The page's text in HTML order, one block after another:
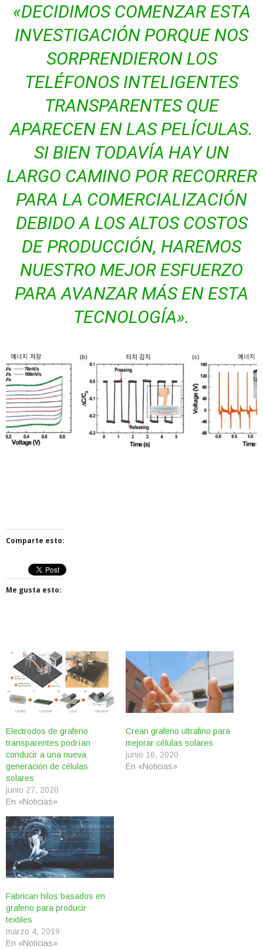
«DECIDIMOS COMENZAR ESTA
INVESTIGACIÓN PORQUE NOS
SORPRENDIERON LOS
TELÉFONOS INTELIGENTES
TRANSPARENTES QUE
APARECEN EN LAS PELÍCULAS.
SI BIEN TODAVÍA HAY UN
LARGO CAMINO POR RECORRER
PARA LA COMERCIALIZACIÓN
DEBIDO A LOS ALTOS COSTOS
DE PRODUCCIÓN, HAREMOS
NUESTRO MEJOR ESFUERZO
PARA AVANZAR MÁS EN ESTA
TECNOLOGÍA».
Comparte esto:
Me gusta esto:
Electrodos de grafeno
transparentes podrían
conducir a una nueva
generación de células
solares
junio 27, 2020
En «Noticias»
Crean grafeno ultrafino para
mejorar células solares
junio 16, 2020
En «Noticias»
Fabrican hilos basados en
grafeno para producir
textiles
marzo 4, 2019
En «Noticias»